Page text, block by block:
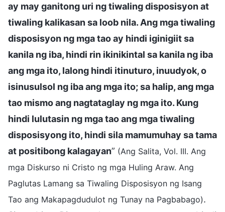
ay may ganitong uri ng tiwaling disposisyon at
tiwaling kalikasan sa loob nila. Ang mga tiwaling
disposisyon ng mga tao ay hindi iginigiit sa
kanila ng iba, hindi rin ikinikintal sa kanila ng iba
ang mga ito, lalong hindi itinuturo, inuudyok, o
isinusulsol ng iba ang mga ito; sa halip, ang mga
tao mismo ang nagtataglay ng mga ito. Kung
hindi lulutasin ng mga tao ang mga tiwaling
disposisyong ito, hindi sila mamumuhay sa tama
at positibong kalagayan” (Ang Salita, Vol. III. Ang
mga Diskurso ni Cristo ng mga Huling Araw. Ang
Paglutas Lamang sa Tiwaling Disposisyon ng Isang
Tao ang Makapagdudulot ng Tunay na Pagbabago).